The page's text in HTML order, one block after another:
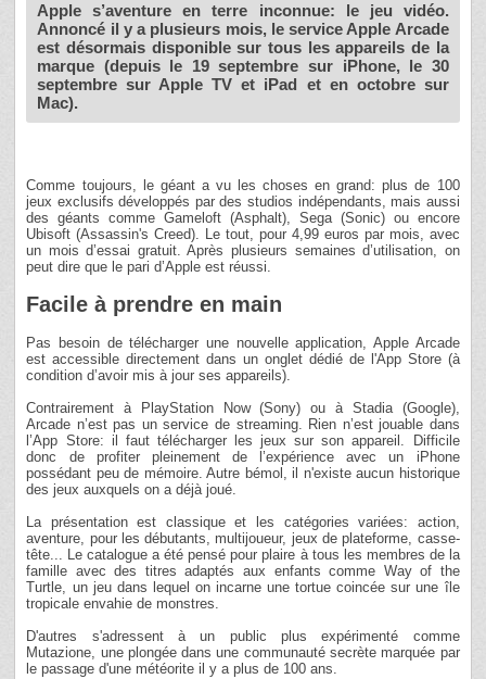
Apple s’aventure en terre inconnue: le jeu vidéo.
Annoncé il y a plusieurs mois, le service Apple Arcade
est désormais disponible sur tous les appareils de la
marque (depuis le 19 septembre sur iPhone, le 30
septembre sur Apple TV et iPad et en octobre sur
Mac).
Comme toujours, le géant a vu les choses en grand: plus de 100
jeux exclusifs développés par des studios indépendants, mais aussi
des géants comme Gameloft (Asphalt), Sega (Sonic) ou encore
Ubisoft (Assassin's Creed). Le tout, pour 4,99 euros par mois, avec
un mois d’essai gratuit. Après plusieurs semaines d’utilisation, on
peut dire que le pari d’Apple est réussi.
Facile à prendre en main
Pas besoin de télécharger une nouvelle application, Apple Arcade
est accessible directement dans un onglet dédié de l'App Store (à
condition d’avoir mis à jour ses appareils).
Contrairement à PlayStation Now (Sony) ou à Stadia (Google),
Arcade n’est pas un service de streaming. Rien n’est jouable dans
l’App Store: il faut télécharger les jeux sur son appareil. Difficile
donc de profiter pleinement de l’expérience avec un iPhone
possédant peu de mémoire. Autre bémol, il n'existe aucun historique
des jeux auxquels on a déjà joué.
La présentation est classique et les catégories variées: action,
aventure, pour les débutants, multijoueur, jeux de plateforme, casse-
tête... Le catalogue a été pensé pour plaire à tous les membres de la
famille avec des titres adaptés aux enfants comme Way of the
Turtle, un jeu dans lequel on incarne une tortue coincée sur une île
tropicale envahie de monstres.
D'autres s'adressent à un public plus expérimenté comme
Mutazione, une plongée dans une communauté secrète marquée par
le passage d'une météorite il y a plus de 100 ans.